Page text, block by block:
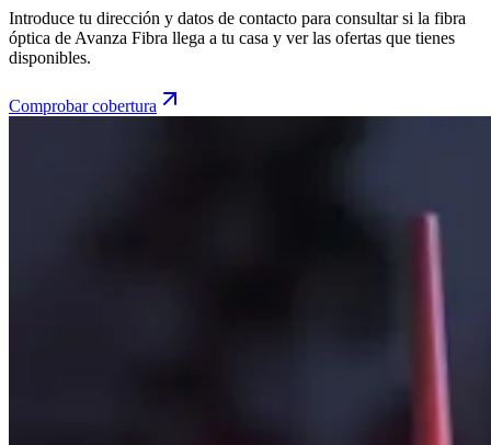
Introduce tu dirección y datos de contacto para consultar si la fibra
óptica de Avanza Fibra llega a tu casa y ver las ofertas que tienes
disponibles.
Comprobar cobertura